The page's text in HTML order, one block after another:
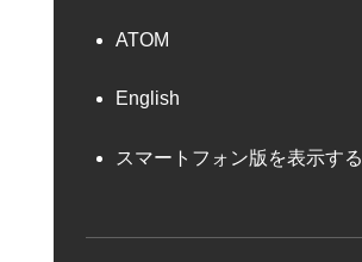
ATOM
English
スマートフォン版を表示する